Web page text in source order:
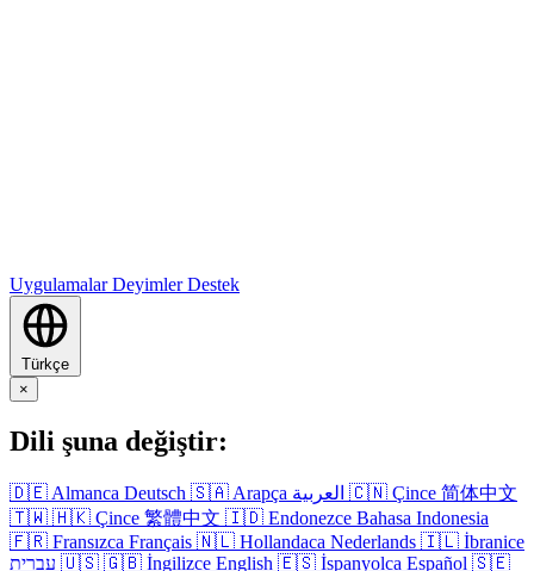
UygulamalarDeyimlerDestek
Türkçe
×
Dili şuna değiştir:
🇩🇪 Almanca Deutsch 🇸🇦 Arapça العربية 🇨🇳 Çince 简体中文
🇹🇼 🇭🇰 Çince 繁體中文 🇮🇩 Endonezce Bahasa Indonesia
🇫🇷 Fransızca Français 🇳🇱 Hollandaca Nederlands 🇮🇱 İbranice
עברית 🇺🇸 🇬🇧 İngilizce English 🇪🇸 İspanyolca Español 🇸🇪